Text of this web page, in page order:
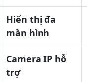
Hiển thị đa
màn hình
Camera IP hỗ
trợ